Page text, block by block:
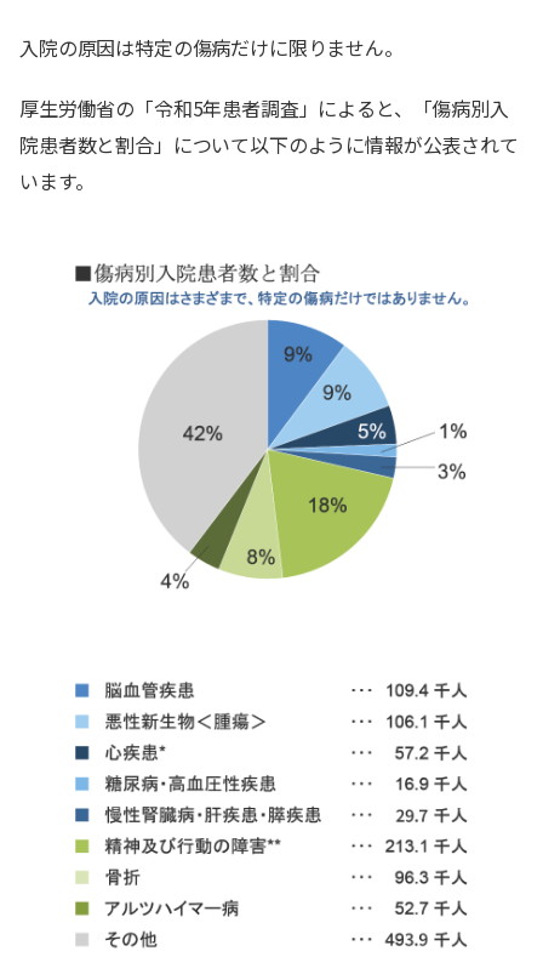
入院の原因は特定の傷病だけに限りません。
厚生労働省の「令和5年患者調査」によると、「傷病別入
院患者数と割合」について以下のように情報が公表されて
います。